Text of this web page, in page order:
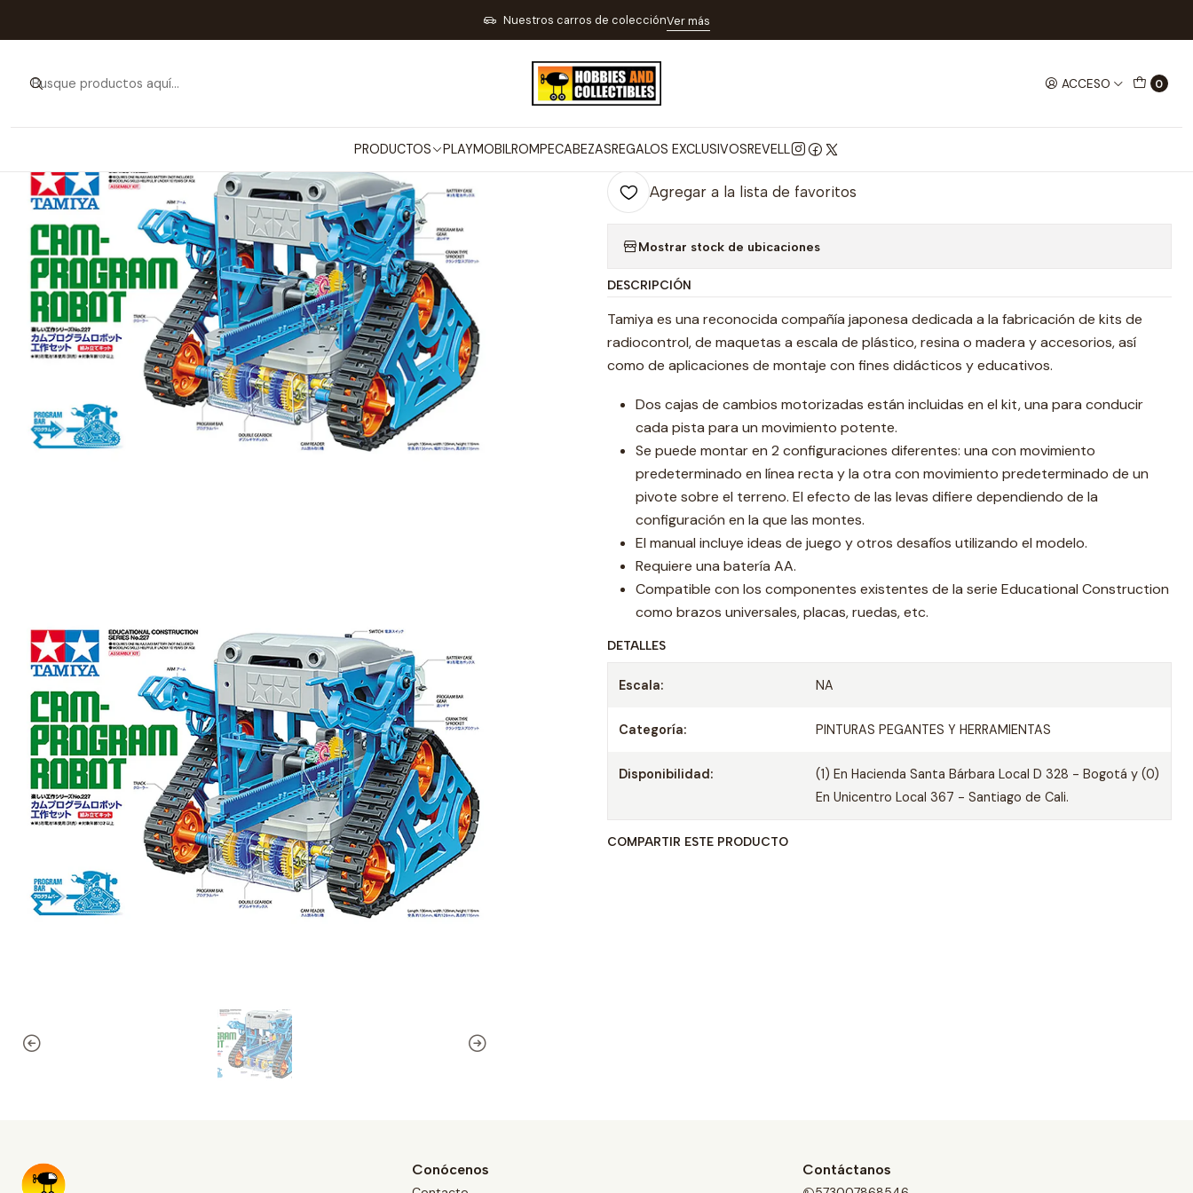
ACCESO 0
PRODUCTOS PLAYMOBILROMPECABEZASREGALOS EXCLUSIVOSREVELL
Nuestros carros de colecciónVer más
MAQUETAS PARA ARMAR LEGO Y BLOQUES PARA ARMAR
|
Cam-Program Robot
Cantidad
Comprar ahora
Agregar a la lista de favoritos
Mostrar stock de ubicaciones
DESCRIPCIÓN
Tamiya es una reconocida compañía japonesa dedicada a la fabricación de kits de
radiocontrol, de maquetas a escala de plástico, resina o madera y accesorios, así
como de aplicaciones de montaje con fines didácticos y educativos.
Dos cajas de cambios motorizadas están incluidas en el kit, una para conducir
cada pista para un movimiento potente.
Se puede montar en 2 configuraciones diferentes: una con movimiento
predeterminado en línea recta y la otra con movimiento predeterminado de un
pivote sobre el terreno. El efecto de las levas difiere dependiendo de la
configuración en la que las montes.
El manual incluye ideas de juego y otros desafíos utilizando el modelo.
Requiere una batería AA.
Compatible con los componentes existentes de la serie Educational Construction
como brazos universales, placas, ruedas, etc.
DETALLES
Escala: NA
Categoría: PINTURAS PEGANTES Y HERRAMIENTAS
Disponibilidad:
(1) En Hacienda Santa Bárbara Local D 328 - Bogotá y (0)
En Unicentro Local 367 - Santiago de Cali.
COMPARTIR ESTE PRODUCTO
Conócenos Contáctanos